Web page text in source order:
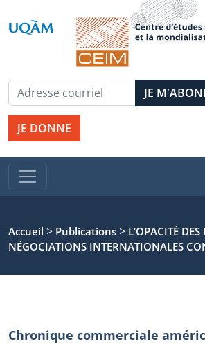
JE DONNE
Accueil > Publications > L’OPACITÉ
NÉGOCIATIONS INTERNATIONALES
Chronique commerciale